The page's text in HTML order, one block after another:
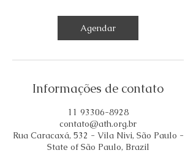
Agendar
Informações de contato
11 93306-8928
contato@ath.org.br
Rua Caracaxá, 532 - Vila Nivi, São Paulo -
State of São Paulo, Brazil